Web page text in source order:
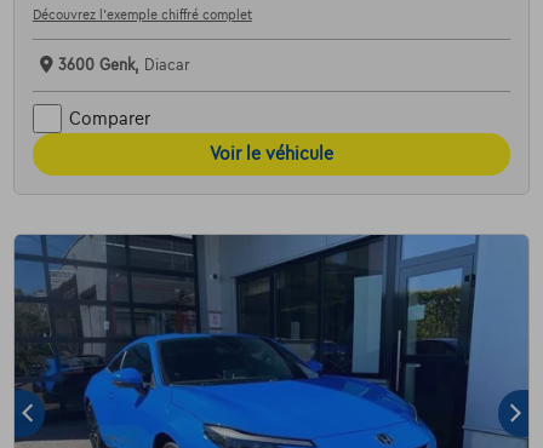
Découvrez l’exemple chiffré complet
3600 Genk, Diacar
Comparer
Voir le véhicule